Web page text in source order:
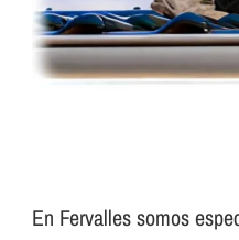
En Fervalles somos